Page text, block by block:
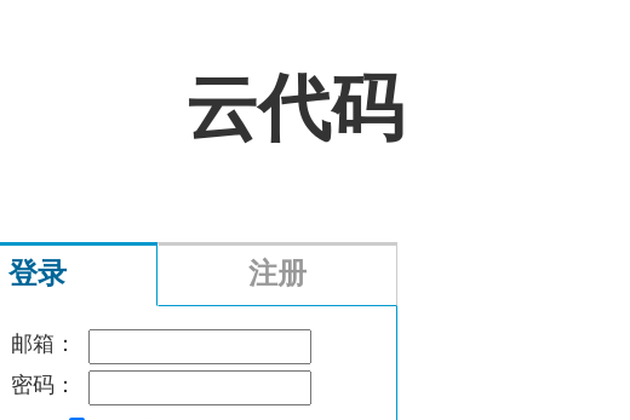
云代码
登录 注册
邮箱：
密码：